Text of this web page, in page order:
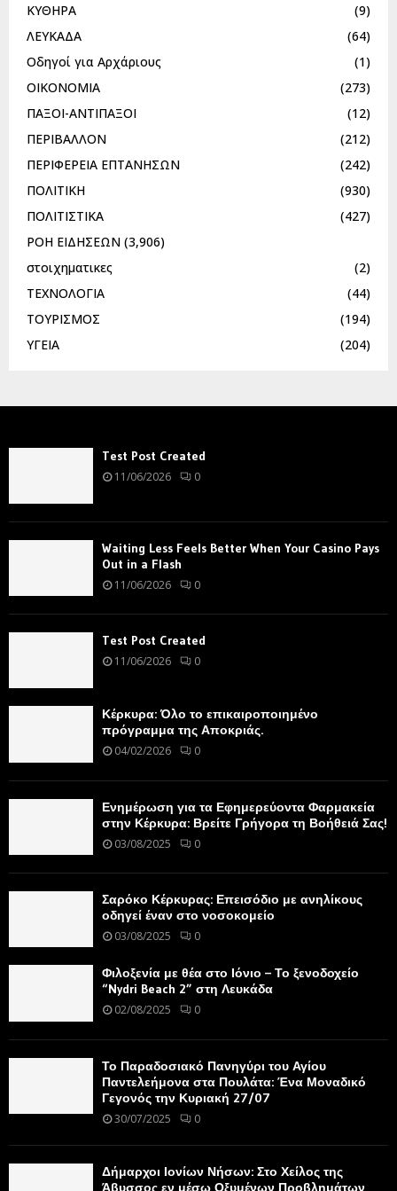
ΚΥΘΗΡΑ
(9)
ΛΕΥΚΑΔΑ
(64)
Οδηγοί για Αρχάριους
(1)
ΟΙΚΟΝΟΜΙΑ
(273)
ΠΑΞΟΙ-ΑΝΤΙΠΑΞΟΙ
(12)
ΠΕΡΙΒΑΛΛΟΝ
(212)
ΠΕΡΙΦΕΡΕΙΑ ΕΠΤΑΝΗΣΩΝ
(242)
ΠΟΛΙΤΙΚΗ
(930)
ΠΟΛΙΤΙΣΤΙΚΑ
(427)
ΡΟΗ ΕΙΔΗΣΕΩΝ (3,906)
στοιχηματικες
(2)
ΤΕΧΝΟΛΟΓΙΑ
(44)
ΤΟΥΡΙΣΜΟΣ
(194)
ΥΓΕΙΑ
(204)
Test Post Created
11/06/2026 0
Waiting Less Feels Better When Your Casino Pays
Out in a Flash
11/06/2026 0
Test Post Created
11/06/2026 0
Κέρκυρα: Όλο το επικαιροποιημένο
πρόγραμμα της Αποκριάς.
04/02/2026 0
Ενημέρωση για τα Εφημερεύοντα Φαρμακεία
στην Κέρκυρα: Βρείτε Γρήγορα τη Βοήθειά Σας!
03/08/2025 0
Σαρόκο Κέρκυρας: Επεισόδιο με ανηλίκους
οδηγεί έναν στο νοσοκομείο
03/08/2025 0
Φιλοξενία με θέα στο Ιόνιο – Το ξενοδοχείο
“Nydri Beach 2” στη Λευκάδα
02/08/2025 0
Το Παραδοσιακό Πανηγύρι του Αγίου
Παντελεήμονα στα Πουλάτα: Ένα Μοναδικό
Γεγονός την Κυριακή 27/07
30/07/2025 0
Δήμαρχοι Ιονίων Νήσων: Στο Χείλος της
Άβυσσος εν μέσω Οξυμένων Προβλημάτων